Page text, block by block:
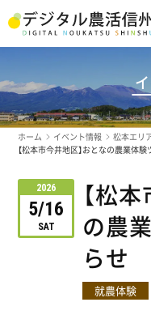
ホーム イベント情報
松本エリ
【松本市今井地区】おとなの農業体
2026
5/16
SAT
【松
の農
らせ
就農体験